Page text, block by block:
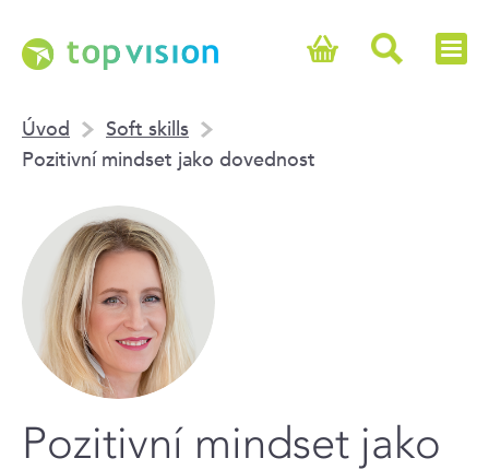
Úvod
Soft skills
Pozitivní mindset jako dovednost
Pozitivní mindset jako